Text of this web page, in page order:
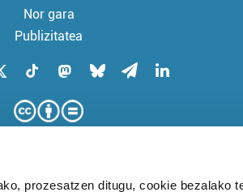
prozesatzen ditugu, cookie bezalako
Nor gara
Publizitatea